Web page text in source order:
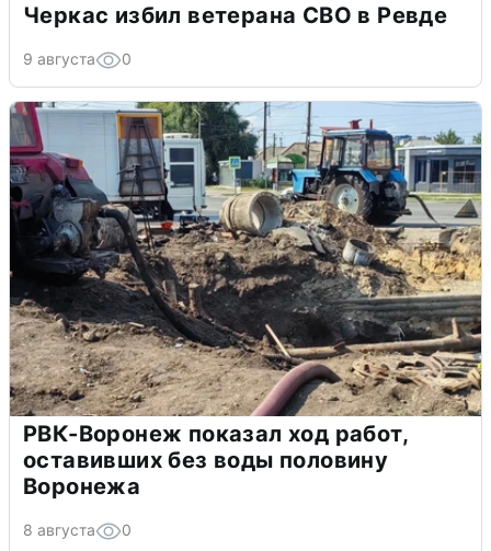
Черкас избил ветерана СВО в Ревде
9 августа 0
РВК-Воронеж показал ход работ,
оставивших без воды половину
Воронежа
8 августа 0